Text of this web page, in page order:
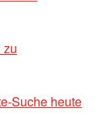
zu
Suche heute